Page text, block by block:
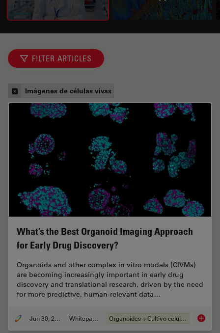
FILTER ARTICLES
Imágenes de células vivas
What’s the Best Organoid Imaging Approach
for Early Drug Discovery?
Organoids and other complex in vitro models (CIVMs)
are becoming increasingly important in early drug
discovery and translational research, driven by the need
for more predictive, human-relevant data…
Jun 30, 2026 Whitepaper Organoides + Cultivo celular 3D